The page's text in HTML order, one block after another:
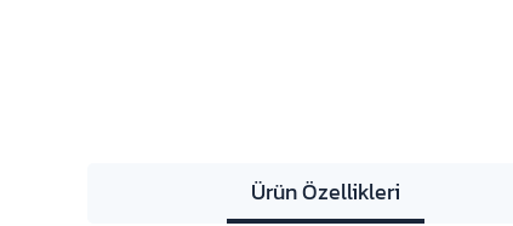
Ürün Özellikleri